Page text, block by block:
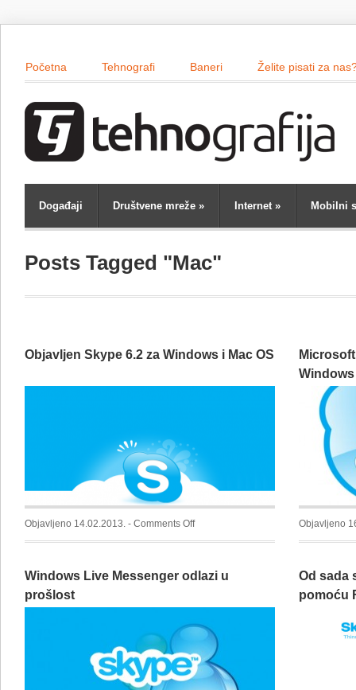
Početna Tehnografi Baneri Želite pisati za
Događaji Društvene mreže » Internet» Mobilni
Posts Tagged "Mac"
Objavljen Skype 6.2 za Windows i Mac OS
Objavljeno 14.02.2013. - Comments Offon
Objavljen
6.2
Windows
i
Mac
OS
Windows
Objavljeno
Windows Live Messenger odlazi u
prošlost
Od sada
pomoću